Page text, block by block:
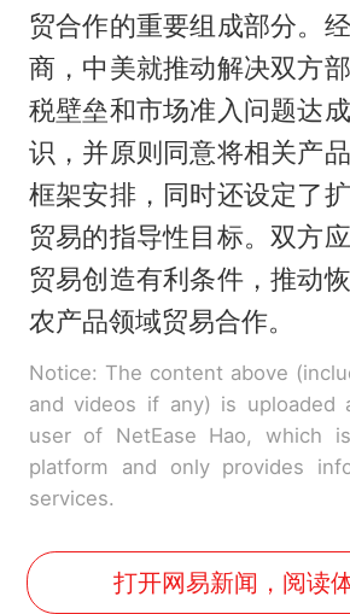
贸合作的重要组成部分。
商，中美就推动解决双方
税壁垒和市场准入问题达
识，并原则同意将相关产
框架安排，同时还设定了
贸易的指导性目标。双方
贸易创造有利条件，推动
农产品领域贸易合作。
Notice: The content above
and videos if any) is uploaded
user of NetEase Hao, which
platform and only provides
services.
打开网易新闻，阅读